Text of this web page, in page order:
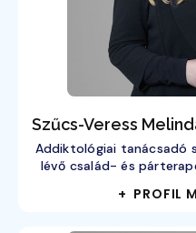
Szűcs-Veress
Addiktológiai tanácsadó
lévő család- és
+ PROFIL